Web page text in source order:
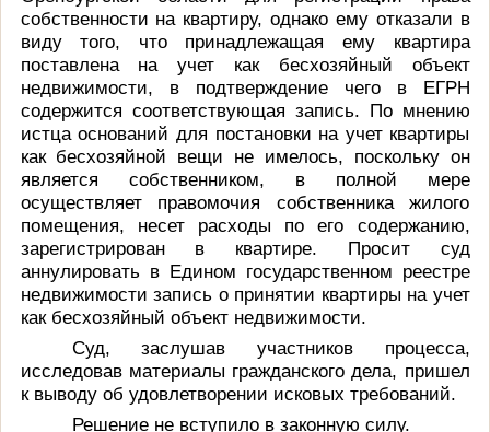
собственности на квартиру, однако ему отказали в
виду того, что принадлежащая ему квартира
поставлена на учет как бесхозяйный объект
недвижимости, в подтверждение чего в ЕГРН
содержится соответствующая запись. По мнению
истца оснований для постановки на учет квартиры
как бесхозяйной вещи не имелось, поскольку он
является собственником, в полной мере
осуществляет правомочия собственника жилого
помещения, несет расходы по его содержанию,
зарегистрирован в квартире. Просит суд
аннулировать в Едином государственном реестре
недвижимости запись о принятии квартиры на учет
как бесхозяйный объект недвижимости.
Суд, заслушав участников процесса,
исследовав материалы гражданского дела, пришел
к выводу об удовлетворении исковых требований.
Решение не вступило в законную силу.